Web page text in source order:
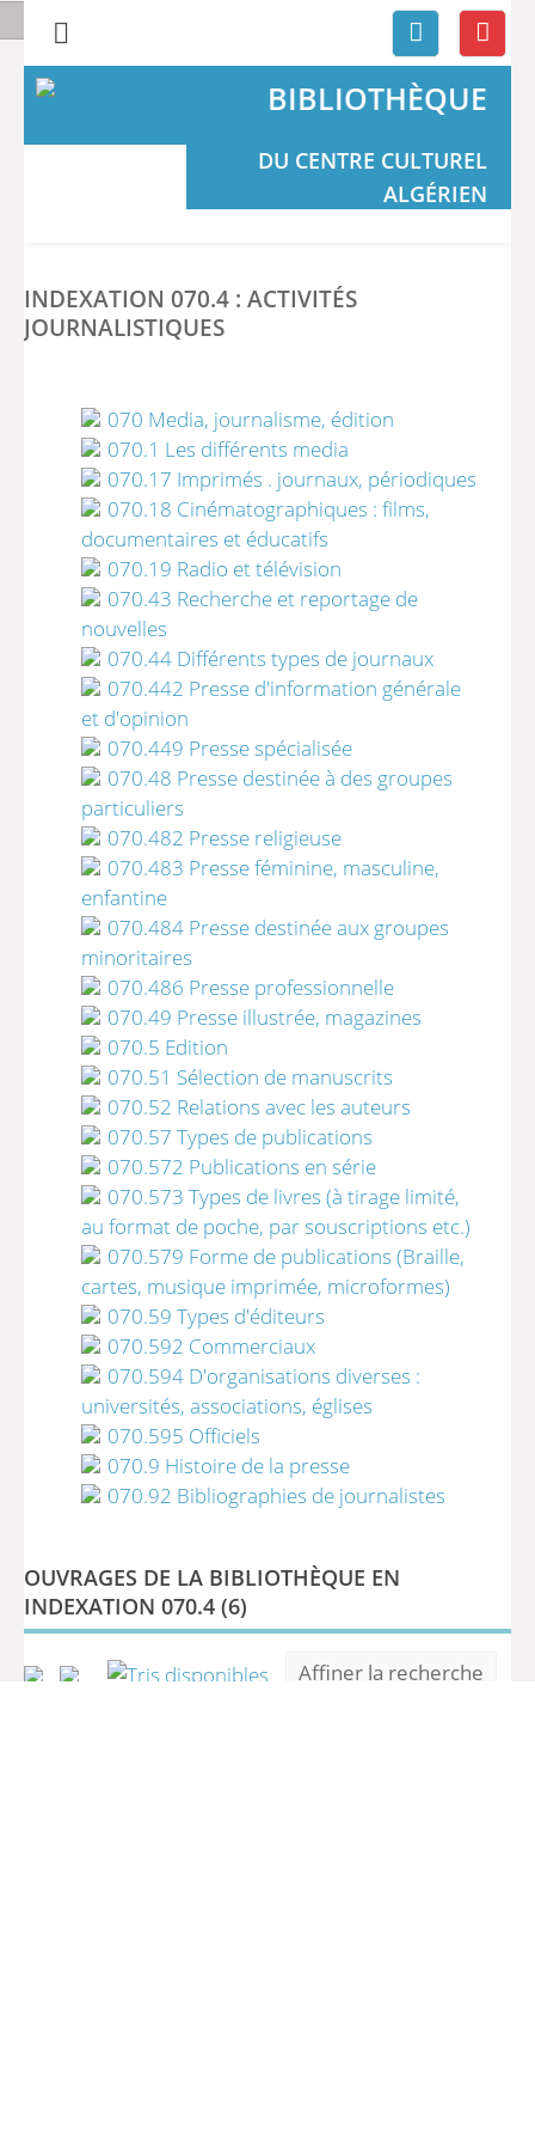
BIBLIOTHÈQUE
DU CENTRE CULTUREL
ALGÉRIEN
INDEXATION 070.4 : ACTIVITÉS
JOURNALISTIQUES
070 Media, journalisme, édition
070.1 Les différents media
070.17 Imprimés . journaux, périodiques
070.18 Cinématographiques : films,
documentaires et éducatifs
070.19 Radio et télévision
070.43 Recherche et reportage de
nouvelles
070.44 Différents types de journaux
070.442 Presse d'information générale
et d'opinion
070.449 Presse spécialisée
070.48 Presse destinée à des groupes
particuliers
070.482 Presse religieuse
070.483 Presse féminine, masculine,
enfantine
070.484 Presse destinée aux groupes
minoritaires
070.486 Presse professionnelle
070.49 Presse illustrée, magazines
070.5 Edition
070.51 Sélection de manuscrits
070.52 Relations avec les auteurs
070.57 Types de publications
070.572 Publications en série
070.573 Types de livres (à tirage limité,
au format de poche, par souscriptions etc.)
070.579 Forme de publications (Braille,
cartes, musique imprimée, microformes)
070.59 Types d'éditeurs
070.592 Commerciaux
070.594 D'organisations diverses :
universités, associations, églises
070.595 Officiels
070.9 Histoire de la presse
070.92 Bibliographies de journalistes
OUVRAGES DE LA BIBLIOTHÈQUE EN
INDEXATION 070.4 (6)
Affiner la recherche